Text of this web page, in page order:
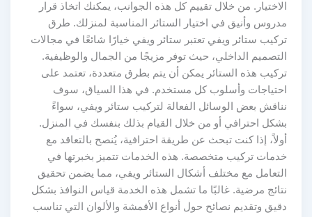
الاختيار. من خلال تقييم كل هذه الجوانب، يمكنك اتخاذ قرار
مدروس وأنيق في اختيار الستائر المناسبة لمنزلك. طرق
تركيب ستائر ويفي تعتبر ستائر ويفي خيارًا شائعًا في مجالات
التصميم الداخلي، حيث توفر مزيجًا من الجمال والوظيفية.
تركيب هذه الستائر يمكن أن يتم بطرق متعددة، تعتمد على
احتياجات وأسلوب كل مستخدم. في هذا السياق، سوف
نناقش بعض الوسائل الفعالة لتركيب ستائر ويفي، سواءً
بشكل احترافي أو من خلال القيام بذلك بنفسك في المنزل.
أولاً، إذا كنت تبحث عن طريقة احترافية، يُنصح بالتعاقد مع
خدمات تركيب متخصصة. هذه الخدمات تتميز بخبرتها في
التعامل مع مختلف أشكال الستائر ويفي، مما يضمن تحقيق
نتائج مرضية. غالبًا ما تشمل هذه الخدمة قياس النوافذ بشكل
دقيق وتقديم نصائح حول أنواع الأقمشة والألوان التي تناسب